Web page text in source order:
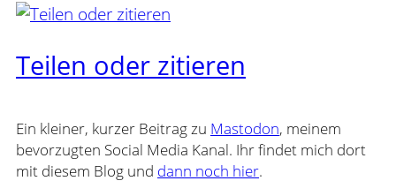
Teilen oder zitieren
Ein kleiner, kurzer Beitrag zu Mastodon, meinem
bevorzugten Social Media Kanal. Ihr findet mich dort
mit diesem Blog und dann noch hier.